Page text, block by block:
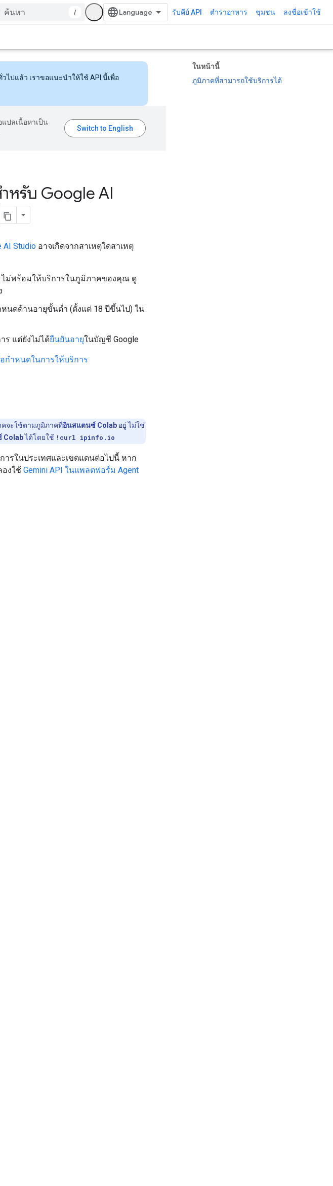
/ รับคีย์ API ตำราอาหาร ชุมชน ลงชื่อเข้าใช้
ในหน้านี้
ภูมิภาคที่สามารถใช้บริการได้
ไปแล้ว เราขอแนะนำให้ใช้ API นี้เพื่อ
แปลเนื้อหาเป็น
หรับ Google AI
AI Studio อาจเกิดจากสาเหตุใดสาเหตุ
ไม่พร้อมให้บริการในภูมิภาคของคุณ ดู
นดด้านอายุขั้นต่ำ (ตั้งแต่ 18 ปีขึ้นไป) ใน
ร แต่ยังไม่ได้ยืนยันอายุในบัญชี Google
กำหนดในการให้บริการ
คจะใช้ตามภูมิภาคที่อินสแตนซ์ Colab อยู่ ไม่ใช่
Colabได้โดยใช้ !curl ipinfo.io
ารในประเทศและเขตแดนต่อไปนี้ หาก
งใช้ Gemini API ในแพลตฟอร์ม Agent